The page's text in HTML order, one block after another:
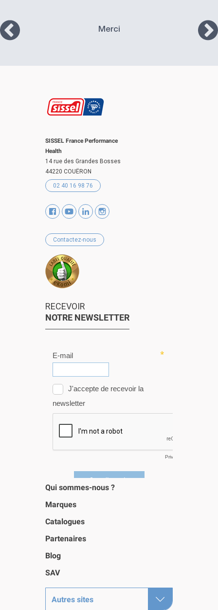
Merci
SISSEL France Performance
Health
14 rue des Grandes Bosses
44220 COUËRON
02 40 16 98 76
Contactez-nous
RECEVOIR
NOTRE NEWSLETTER
Qui sommes-nous ?
Marques
Catalogues
Partenaires
Blog
SAV
Autres sites